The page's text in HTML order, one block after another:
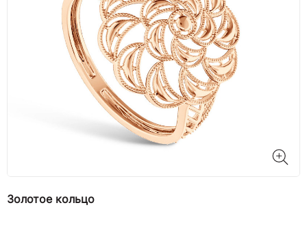
Золотое кольцо